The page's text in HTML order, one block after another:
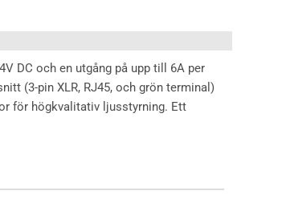
DC och en utgång på upp till 6A per
(3-pin XLR, RJ45, och grön terminal)
för högkvalitativ ljusstyrning. Ett